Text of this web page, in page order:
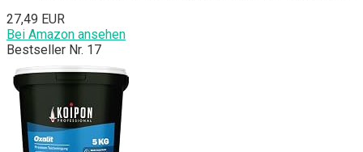
27,49 EUR
Bei Amazon ansehen
Bestseller Nr. 17